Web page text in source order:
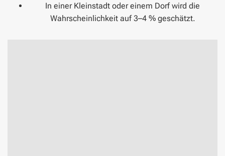
In einer Kleinstadt oder einem Dorf wird die
Wahrscheinlichkeit auf 3–4 % geschätzt.